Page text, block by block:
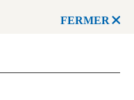
FERMER